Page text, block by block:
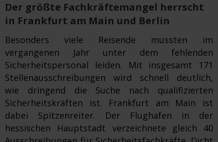
Der größte Fachkräftemangel herrscht
in Frankfurt am Main und Berlin
Besonders viele Reisende mussten im
vergangenen Jahr unter dem fehlenden
Sicherheitspersonal leiden. Mit insgesamt 171
Stellenausschreibungen wird schnell deutlich,
wie dringend die Suche nach qualifizierten
Sicherheitskräften ist. Frankfurt am Main ist
dabei Spitzenreiter. Der Flughafen in der
hessischen Hauptstadt verzeichnete gleich 40